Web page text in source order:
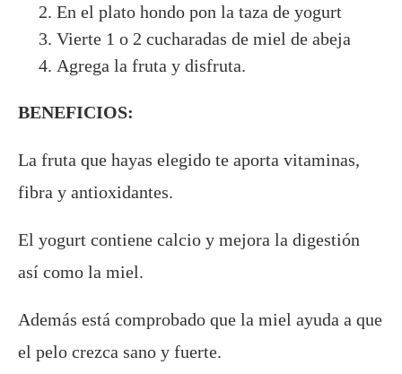
En el plato hondo pon la taza de yogurt
Vierte 1 o 2 cucharadas de miel de abeja
Agrega la fruta y disfruta.
BENEFICIOS:
La fruta que hayas elegido te aporta vitaminas,
fibra y antioxidantes.
El yogurt contiene calcio y mejora la digestión
así como la miel.
Además está comprobado que la miel ayuda a que
el pelo crezca sano y fuerte.